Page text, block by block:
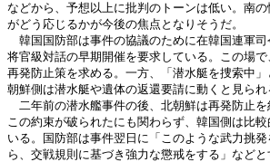
などから、予想以上に批判のトーンは低い。南
がどう応じるかが今後の焦点となりそうだ。
韓国国防部は事件の協議のために在韓国連軍
将官級対話の早期開催を要求している。この場
再発防止策を求める。一方、「潜水艇を捜索中
朝鮮側は潜水艇や遺体の返還要請に動くと見られ
二年前の潜水艦事件の後、北朝鮮は再発防止を
この約束が破られたにも関わらず、韓国側は比
いる。国防部は事件翌日に「このような武力挑
ら、交戦規則に基づき強力な懲戒をする」など